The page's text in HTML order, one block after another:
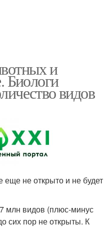
и
Биологи
видов
не открыто и не будет
млн видов (плюс-минус
сих пор не открыты. К